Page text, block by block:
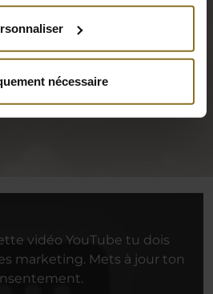
nécessaire
vidéo YouTube tu dois
marketing. Mets à jour ton